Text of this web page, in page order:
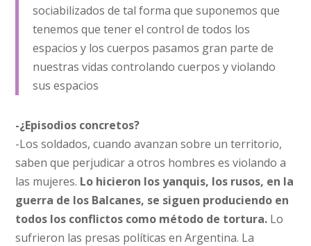
sociabilizados de tal forma que suponemos que
tenemos que tener el control de todos los
espacios y los cuerpos pasamos gran parte de
nuestras vidas controlando cuerpos y violando
sus espacios
-¿Episodios concretos?
-Los soldados, cuando avanzan sobre un territorio,
saben que perjudicar a otros hombres es violando a
las mujeres. Lo hicieron los yanquis, los rusos, en la
guerra de los Balcanes, se siguen produciendo en
todos los conflictos como método de tortura. Lo
sufrieron las presas políticas en Argentina. La